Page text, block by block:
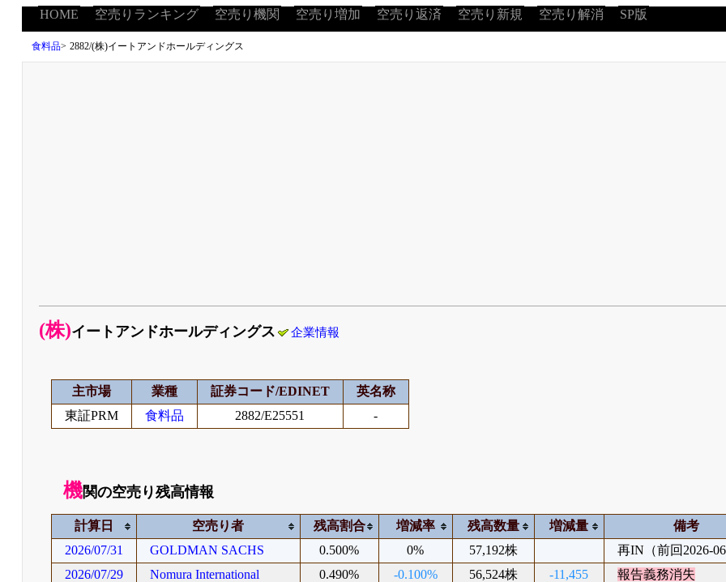
HOME 空売りランキング 空売り機関 空売り増加 空売り返済 空売り新規 空売り解消 SP版
食料品> 2882/(株)イートアンドホールディングス
(株)イートアンドホールディングス 企業情報
主市場 業種 証券コード/EDINET
英名称
東証PRM
食料品 2882/E25551 -
機関の空売り残高情報
計算日 空売り者 残高割合 増減率 残高数量 増減量
備考
2026/07/31
GOLDMAN SACHS 0.500% 0% 57,192株
再IN（前回2026-
2026/07/29
Nomura International 0.490% -0.100% 56,524株 -11,455
報告義務消失